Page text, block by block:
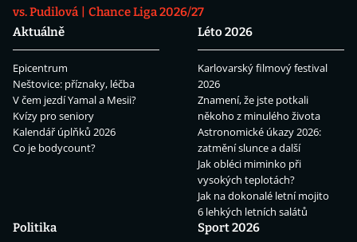
vs. Pudilová
Chance Liga 2026/27
Aktuálně
Epicentrum
Neštovice: příznaky, léčba
V čem jezdí Yamal a Mesii?
Kvízy pro seniory
Kalendář úplňků 2026
Co je bodycount?
Léto 2026
Karlovarský filmový festival
2026
Znamení, že jste potkali
někoho z minulého života
Astronomické úkazy 2026:
zatmění slunce a další
Jak obléci miminko při
vysokých teplotách?
Jak na dokonalé letní mojito
6 lehkých letních salátů
Politika
Sport 2026